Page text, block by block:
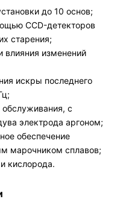
до 10 основ;
CCD-детекторов
старения;
влияния изменений
искры последнего
с
электрода аргоном;
обеспечение
марочником сплавов;
кислорода.